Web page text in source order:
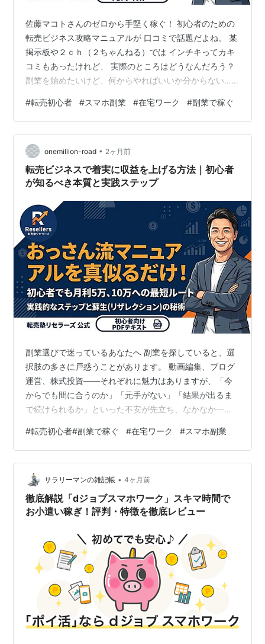
佐藤マコトさんのゼロから手堅く稼ぐ！ 初心者のための
転売ビジネス攻略マニュアルが 口コミで話題だよね。 某
掲示板や２ｃｈ（２ちゃんねる）では インチキってカキ
コミもあったけれど、 実際のところはどうなんだろう？
副業を始めたいけど、何からやればいいか分からない…
ジ。 転売のやり方をゼロから順番に教えてくれるので、
知識ゼロでもOK。 しかも、スマホだけで始められるか
ら、 パソコンが苦手な人でも大丈夫。 家事の合間や通勤
時間を使って 、副収入を作れるのが最大のポイント。
「時間もお金も自信もない」という人こそ、 まず読んで
ほしい一冊だ。って…
#転売初心者 #スマホ副業 #在宅ワーク #副業で稼ぐ
onemillion-road • 2ヶ月前
転売ビジネスで着実に収益を上げる方法｜初心者
が知るべき本質と実践ステップ
副業選びで迷っているあなたへ 副業を探していると、選
択肢の多さに戸惑うことがあります。 動画編集、ブログ
運営、株式投資——それぞれに魅力はありますが、「今
からでも間に合うのか」「元手がない」「結果が出るま
で続けられるか」といった不安が先立ち、なかなか一歩
が、**転売ビジネス**です。 初期コストを抑えて始めら
れる上に、結果が数値として明確に現れるため、自分の
進捗を把握しやすいのが特徴です。 --- 「安く買って高
く売る」だけではない 転売というと、「単純な売買でし
ょ」と思われがちです。しかし、継続して利益を出して
いる人たちの行動を見ると、そこ…
#転売初心者#副業で稼ぐ #在宅ワーク #スマホ副業
サラリーマンの雑記帳 • 4ヶ月前
徹底解説「dジョブスマホワーク」スキマ時間で
お小遣い稼ぎ！評判・特徴を徹底レビュー